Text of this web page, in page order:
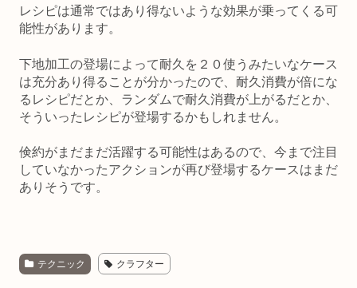
レシピは通常ではあり得ないような効果が乗ってくる可
能性があります。
下地加工の登場によって耐久を２０使うみたいなケース
は充分あり得ることが分かったので、耐久消費が倍にな
るレシピだとか、ランダムで耐久消費が上がるだとか、
そういったレシピが登場するかもしれません。
倹約がまだまだ活躍する可能性はあるので、今まで注目
していなかったアクションが再び登場するケースはまだ
ありそうです。
テクニック クラフター